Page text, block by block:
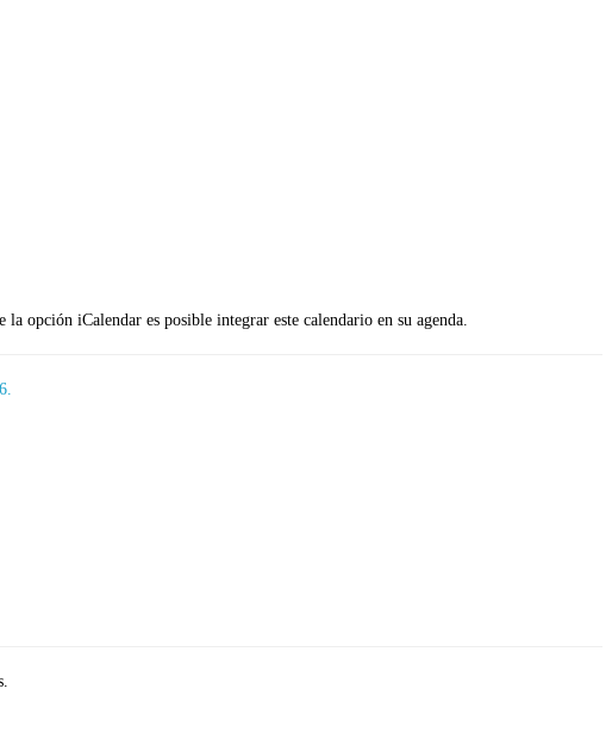
opción iCalendar es posible integrar este calendario en su agenda.